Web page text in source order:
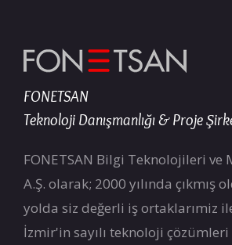
FONETSAN
Teknoloji Danışmanlığı & Proje
FONETSAN Bilgi Teknolojileri ve
A.Ş. olarak; 2000 yılında çıkmış
yolda siz değerli iş ortaklarımiz
İzmir'in sayılı teknoloji